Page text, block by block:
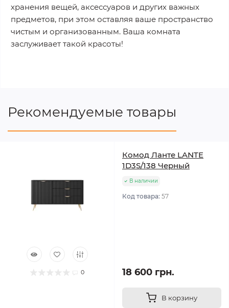
хранения вещей, аксессуаров и других важных
предметов, при этом оставляя ваше пространство
чистым и организованным. Ваша комната
заслуживает такой красоты!
Рекомендуемые товары
0
Комод Ланте LANTE
1D3S/138 Черный
В наличии
Код товара: 57
18 600 грн.
В корзину